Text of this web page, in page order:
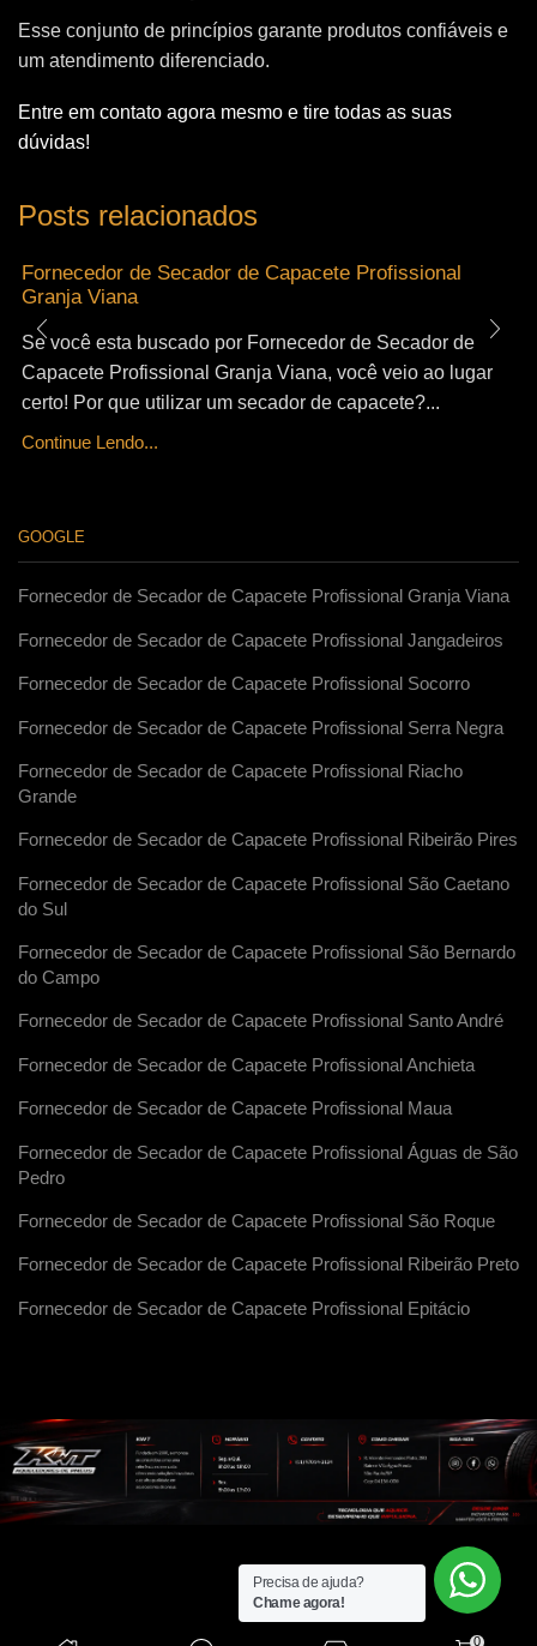
Esse conjunto de princípios garante produtos confiáveis e
um atendimento diferenciado.
Entre em contato agora mesmo e tire todas as suas
dúvidas!
Posts relacionados
Fornecedor de Secador de Capacete Profissional
Granja Viana
Se você esta buscado por Fornecedor de Secador de
Capacete Profissional Granja Viana, você veio ao lugar
certo! Por que utilizar um secador de capacete?...
Continue Lendo...
GOOGLE
Fornecedor de Secador de Capacete Profissional Granja Viana
Fornecedor de Secador de Capacete Profissional Jangadeiros
Fornecedor de Secador de Capacete Profissional Socorro
Fornecedor de Secador de Capacete Profissional Serra Negra
Fornecedor de Secador de Capacete Profissional Riacho
Grande
Fornecedor de Secador de Capacete Profissional Ribeirão Pires
Fornecedor de Secador de Capacete Profissional São Caetano
do Sul
Fornecedor de Secador de Capacete Profissional São Bernardo
do Campo
Fornecedor de Secador de Capacete Profissional Santo André
Fornecedor de Secador de Capacete Profissional Anchieta
Fornecedor de Secador de Capacete Profissional Maua
Fornecedor de Secador de Capacete Profissional Águas de São
Pedro
Fornecedor de Secador de Capacete Profissional São Roque
Fornecedor de Secador de Capacete Profissional Ribeirão Preto
Fornecedor de Secador de Capacete Profissional Epitácio
0
Precisa de ajuda?
Chame agora!